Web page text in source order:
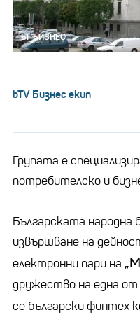
БГ БИЗНЕС
bTV Бизнес екип
Групата е
потребителско и
Българската народна
извършване на
електронни пари на
дружество на една
се български финтех